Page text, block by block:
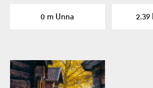
0 m Unna
2.39